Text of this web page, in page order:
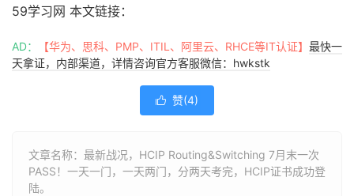
59学习网 本文链接：
AD： 【华为、思科、PMP、ITIL、阿里云、RHCE等IT认证】 最快一
天拿证，内部渠道，详情咨询官方客服微信：hwkstk
 赞(4)
文章名称：最新战况，HCIP Routing&Switching 7月末一次
PASS！一天一门，一天两门，分两天考完，HCIP证书成功登
陆。